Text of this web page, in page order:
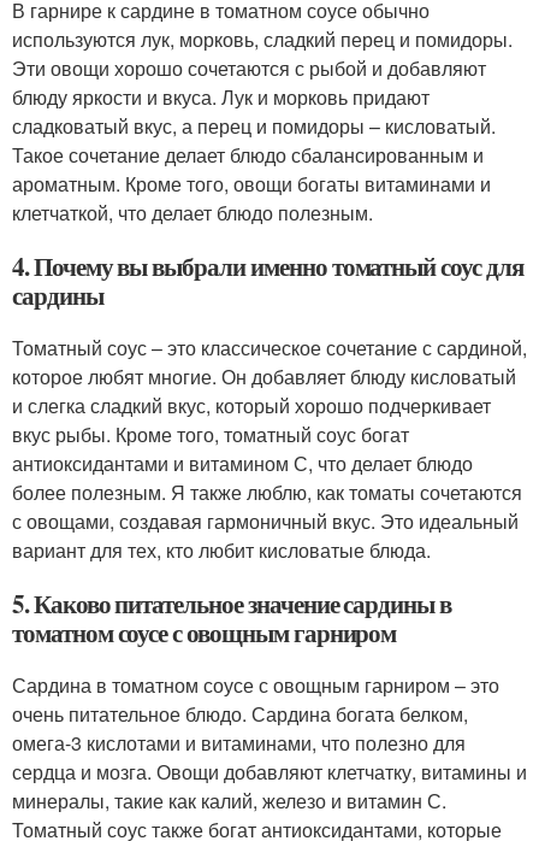
В гарнире к сардине в томатном соусе обычно
используются лук, морковь, сладкий перец и помидоры.
Эти овощи хорошо сочетаются с рыбой и добавляют
блюду яркости и вкуса. Лук и морковь придают
сладковатый вкус, а перец и помидоры – кисловатый.
Такое сочетание делает блюдо сбалансированным и
ароматным. Кроме того, овощи богаты витаминами и
клетчаткой, что делает блюдо полезным.
4. Почему вы выбрали именно томатный соус для
сардины
Томатный соус – это классическое сочетание с сардиной,
которое любят многие. Он добавляет блюду кисловатый
и слегка сладкий вкус, который хорошо подчеркивает
вкус рыбы. Кроме того, томатный соус богат
антиоксидантами и витамином С, что делает блюдо
более полезным. Я также люблю, как томаты сочетаются
с овощами, создавая гармоничный вкус. Это идеальный
вариант для тех, кто любит кисловатые блюда.
5. Каково питательное значение сардины в
томатном соусе с овощным гарниром
Сардина в томатном соусе с овощным гарниром – это
очень питательное блюдо. Сардина богата белком,
омега-3 кислотами и витаминами, что полезно для
сердца и мозга. Овощи добавляют клетчатку, витамины и
минералы, такие как калий, железо и витамин С.
Томатный соус также богат антиоксидантами, которые